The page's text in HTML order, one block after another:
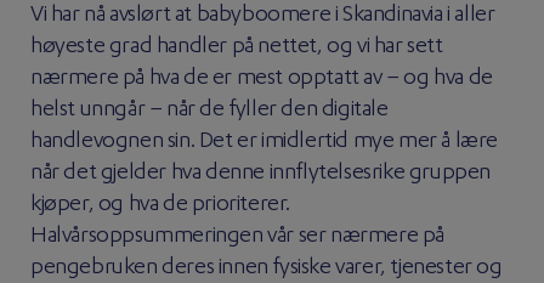
Vi har nå avslørt at babyboomere i Skandinavia i aller
høyeste grad handler på nettet, og vi har sett
nærmere på hva de er mest opptatt av – og hva de
helst unngår – når de fyller den digitale
handlevognen sin. Det er imidlertid mye mer å lære
når det gjelder hva denne innflytelsesrike gruppen
kjøper, og hva de prioriterer.
Halvårsoppsummeringen vår ser nærmere på
pengebruken deres innen fysiske varer, tjenester og